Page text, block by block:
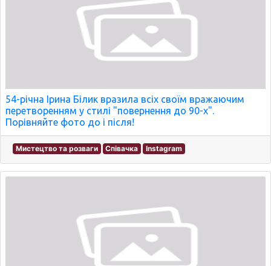
54-річна Ірина Білик вразила всіх своїм вражаючим
перетворенням у стилі "повернення до 90-х".
Порівняйте фото до і після!
Мистецтво та розваги Співачка Instagram